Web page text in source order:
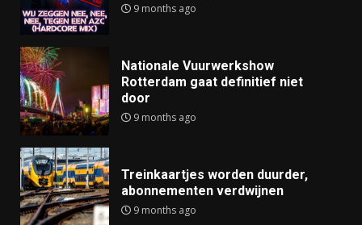
9 months ago
Nationale Vuurwerkshow
Rotterdam gaat definitief niet
door
9 months ago
Treinkaartjes worden duurder,
abonnementen verdwijnen
9 months ago